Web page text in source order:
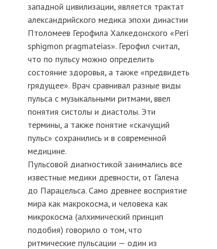
западной цивилизации, является трактат
александрийского медика эпохи династии
Птоломеев Герофила Халкедонского «Peri
sphigmon pragmateias». Герофил считал,
что по пульсу можно определить
состояние здоровья, а также «предвидеть
грядущее». Врач сравнивал разные виды
пульса с музыкальными ритмами, ввел
понятия систолы и диастолы. Эти
термины, а также понятие «скачущий
пульс» сохранились и в современной
медицине.
Пульсовой диагностикой занимались все
известные медики древности, от Галена
до Парацельса. Само древнее восприятие
мира как макрокосма, и человека как
микрокосма (алхимический принцип
подобия) говорило о том, что
ритмические пульсации — один из